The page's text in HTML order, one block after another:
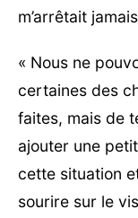
m’arrêtait
« Nous ne
certaines des
faites, mais de
ajouter une
cette situation
sourire sur le